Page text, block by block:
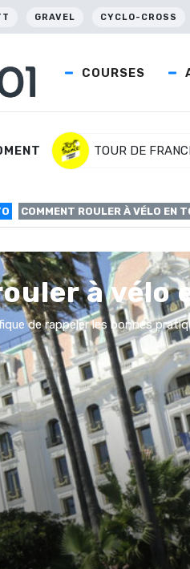
GRAVEL CYCLO-CROSS
COURSES
TOUR DE
COMMENT ROULER À VÉLO EN
à
de rappeler les bonnes